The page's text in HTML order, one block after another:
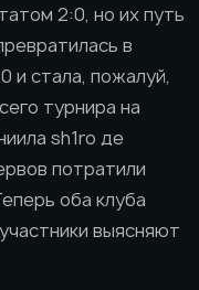
2:0, но их путь
в
и стала, пожалуй,
турнира на
sh1ro де
потратили
оба клуба
выясняют